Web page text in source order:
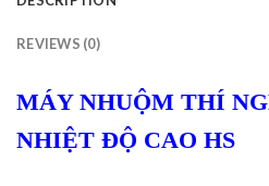
REVIEWS (0)
MÁY NHUỘM THÍ
NHIỆT ĐỘ CAO HS